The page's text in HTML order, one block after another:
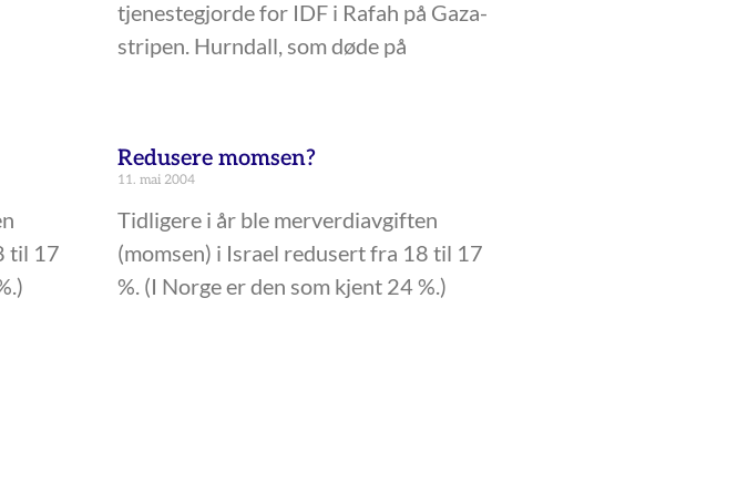
tjenestegjorde for IDF i Rafah på Gaza-
stripen. Hurndall, som døde på
til 17
Redusere momsen?
11. mai 2004
Tidligere i år ble merverdiavgiften
(momsen) i Israel redusert fra 18 til 17
%. (I Norge er den som kjent 24 %.)